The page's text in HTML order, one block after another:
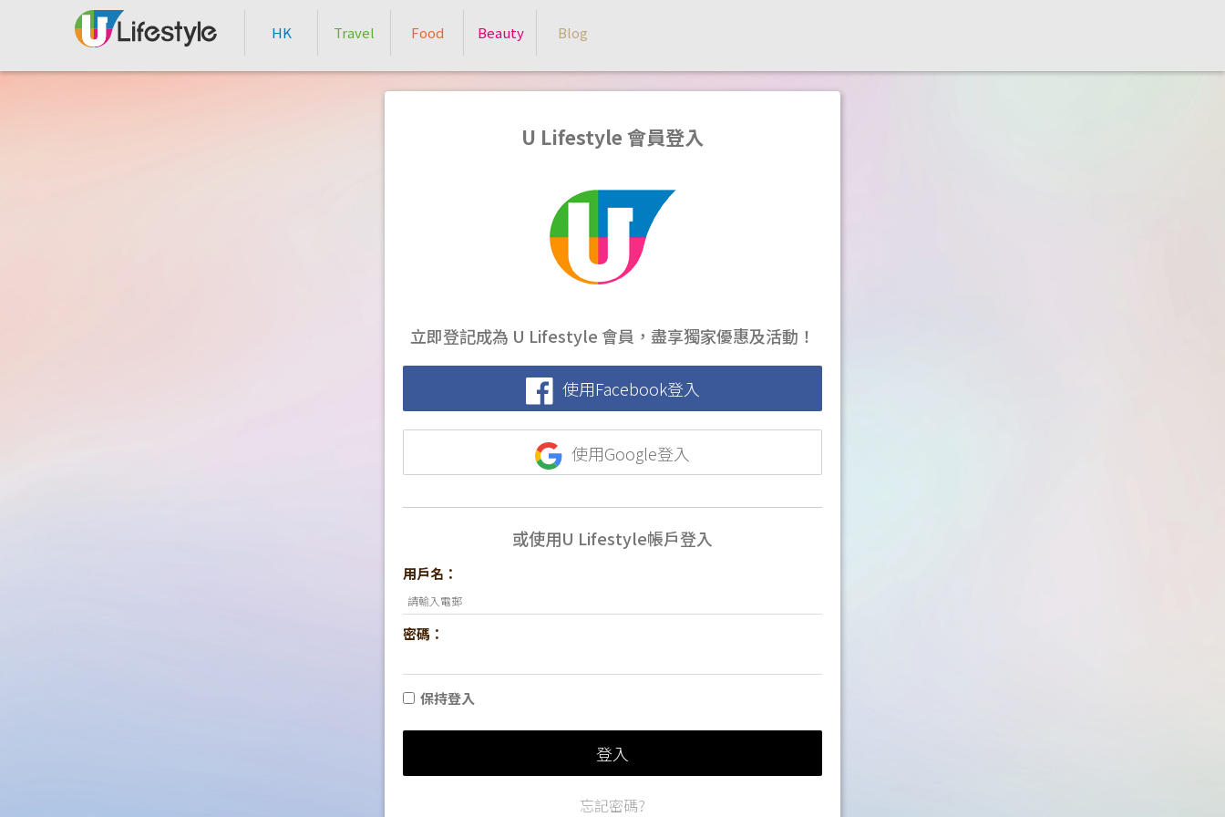
HK Travel Food Beauty Blog
U Lifestyle 會員登入
立即登記成為 U Lifestyle 會員，盡享獨家優惠及活動！
使用Facebook登入
使用Google登入
或使用U Lifestyle帳戶登入
用戶名：
密碼：
保持登入
登入
忘記密碼?